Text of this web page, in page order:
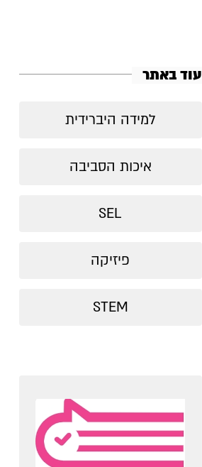
עוד באתר
למידה היברידית
איכות הסביבה
SEL
פיזיקה
STEM